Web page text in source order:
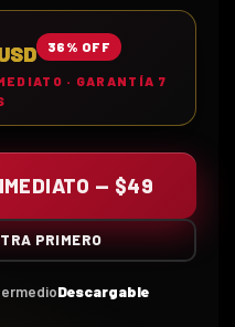
36% OFF
· GARANTÍA 7
— $49
PRIMERO
Descargable